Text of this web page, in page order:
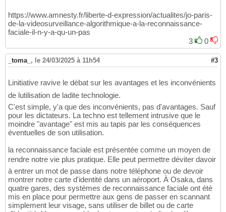
https://www.amnesty.fr/liberte-d-expression/actualites/jo-paris-
de-la-videosurveillance-algorithmique-a-la-reconnaissance-
faciale-il-n-y-a-qu-un-pas
3
0
_toma_ , le 24/03/2025 à 11h54 #3
Linitiative ravive le débat sur les avantages et les inconvénients
de lutilisation de ladite technologie.
C'est simple, y'a que des inconvénients, pas d'avantages. Sauf
pour les dictateurs. La techno est tellement intrusive que le
moindre "avantage" est mis au tapis par les conséquences
éventuelles de son utilisation.
la reconnaissance faciale est présentée comme un moyen de
rendre notre vie plus pratique. Elle peut permettre déviter davoir
à entrer un mot de passe dans notre téléphone ou de devoir
montrer notre carte d'identité dans un aéroport. À Osaka, dans
quatre gares, des systèmes de reconnaissance faciale ont été
mis en place pour permettre aux gens de passer en scannant
simplement leur visage, sans utiliser de billet ou de carte